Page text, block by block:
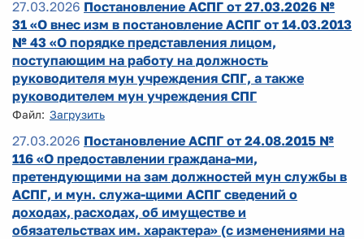
27.03.2026 Постановление АСПГ от 27.03.2026 №
31 «О внес изм в постановление АСПГ от 14.03.2013
№ 43 «О порядке представления лицом,
поступающим на работу на должность
руководителя мун учреждения СПГ, а также
руководителем мун учреждения СПГ
Файл: Загрузить
27.03.2026 Постановление АСПГ от 24.08.2015 №
116 «О предоставлении граждана-ми,
претендующими на зам должностей мун службы в
АСПГ, и мун. служа-щими АСПГ сведений о
доходах, расходах, об имуществе и
обязательствах им. характера» (с изменениями на